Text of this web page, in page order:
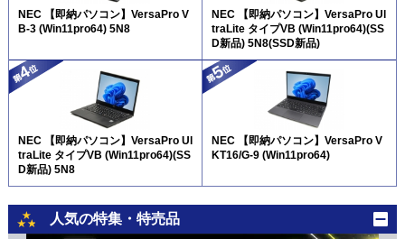
NEC 【即納パソコン】VersaPro V
B-3 (Win11pro64) 5N8
NEC 【即納パソコン】VersaPro Ul
traLite タイプVB (Win11pro64)(SS
D新品) 5N8(SSD新品)
NEC 【即納パソコン】VersaPro Ul
traLite タイプVB (Win11pro64)(SS
D新品) 5N8
NEC 【即納パソコン】VersaPro V
KT16/G-9 (Win11pro64)
人気の特集・特売品